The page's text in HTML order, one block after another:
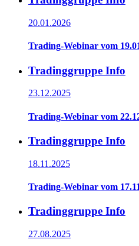
20.01.2026
Trading-Webinar vom
Tradinggruppe Info
23.12.2025
Trading-Webinar vom
Tradinggruppe Info
18.11.2025
Trading-Webinar vom
Tradinggruppe Info
27.08.2025